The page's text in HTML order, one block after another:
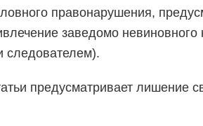
правонарушения,
заведомо невиновного
следователем).
предусматривает лишение